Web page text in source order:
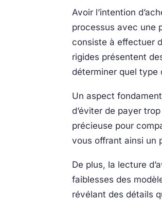
Avoir l’intention
processus avec une
consiste à effectuer
rigides présentent
déterminer quel type
Un aspect
d’éviter de payer
précieuse pour
vous offrant ainsi un
De plus, la lecture
faiblesses des
révélant des détails